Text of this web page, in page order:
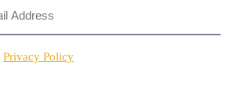
Privacy Policy